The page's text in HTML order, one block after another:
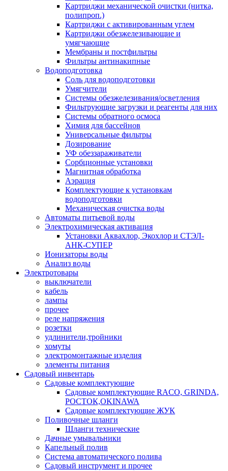
Картриджи механической очистки (нитка,
полипроп.)
Картриджи с активированным углем
Картриджи обезжелезивающие и
умягчающие
Мембраны и постфильтры
Фильтры антинакипные
Водоподготовка
Соль для водоподготовки
Умягчители
Системы обезжелезивания/осветления
Фильтрующие загрузки и реагенты для них
Системы обратного осмоса
Химия для бассейнов
Универсальные фильтры
Дозирование
УФ обеззараживатели
Сорбционные установки
Магнитная обработка
Аэрация
Комплектующие к установкам
водоподготовки
Механическая очистка воды
Автоматы питьевой воды
Электрохимическая активация
Установки Аквахлор, Экохлор и СТЭЛ-
АНК-СУПЕР
Ионизаторы воды
Анализ воды
Электротовары
выключатели
кабель
лампы
прочее
реле напряжения
розетки
удлинители,тройники
хомуты
электромонтажные изделия
элементы питания
Садовый инвентарь
Садовые комплектующие
Садовые комплектующие RACO, GRINDA,
РОСТОК,OKINAWA
Садовые комплектующие ЖУК
Поливочные шланги
Шланги технические
Дачные умывальники
Капельный полив
Система автоматического полива
Садовый инструмент и прочее